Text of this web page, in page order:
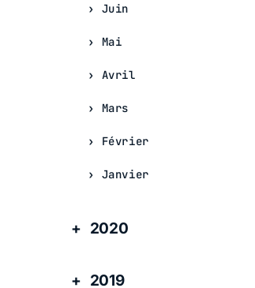
Juin
Mai
Avril
Mars
Février
Janvier
2020
2019